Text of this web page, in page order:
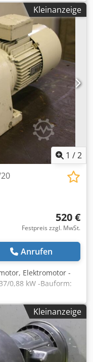
IP 44 -Anzahl: 1x
-Abmessungen:Kleinanzeige
1 /2
520 €
Festpreis zzgl. MwSt.
Anrufen
Elektromotor -
0,88 kW -Bauform:
mm -Schutzart: IP
60 kg
Kleinanzeige